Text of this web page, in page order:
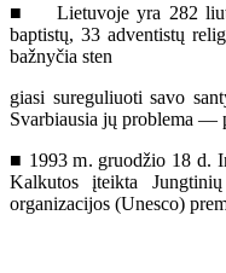
■ Lietuvoje yra 282
baptistų, 33 adventistų
bažnyčia sten
giasi sureguliuoti savo
Svarbiausia jų problema —
■ 1993 m. gruodžio 18 d.
Kalkutos įteikta
organizacijos (Unesco)